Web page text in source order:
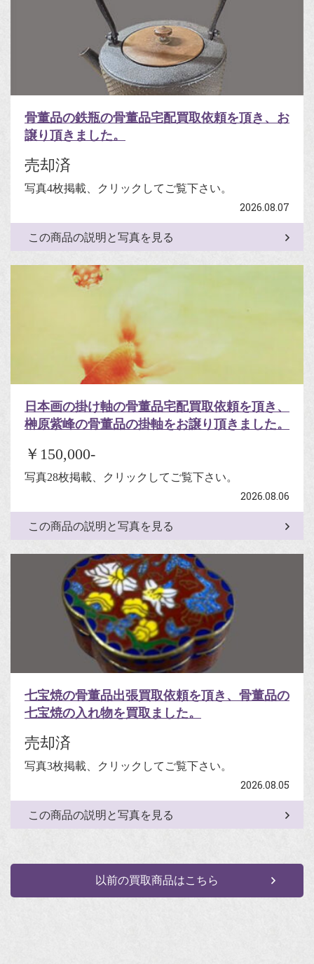
骨董品の鉄瓶の骨董品宅配買取依頼を頂き、お
譲り頂きました。
売却済
写真4枚掲載、クリックしてご覧下さい。
2026.08.07
この商品の説明と写真を見る
日本画の掛け軸の骨董品宅配買取依頼を頂き、
榊原紫峰の骨董品の掛軸をお譲り頂きました。
￥150,000-
写真28枚掲載、クリックしてご覧下さい。
2026.08.06
この商品の説明と写真を見る
七宝焼の骨董品出張買取依頼を頂き、骨董品の
七宝焼の入れ物を買取ました。
売却済
写真3枚掲載、クリックしてご覧下さい。
2026.08.05
この商品の説明と写真を見る
以前の買取商品はこちら